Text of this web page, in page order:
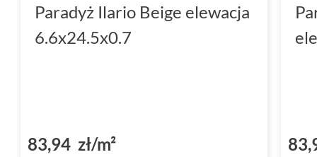
Paradyż Ilario Beige elewacja
6.6x24.5x0.7
83,94 zł/m²